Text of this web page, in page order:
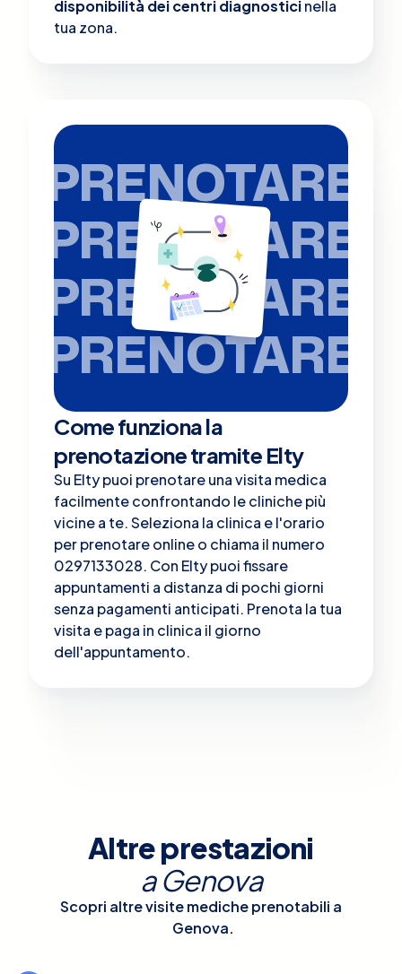
disponibilità dei centri diagnosticinella
tua zona.
PRENOTARE
PRENOTARE
PRENOTARE
PRENOTARE
Come funziona la
prenotazione tramite Elty
Su Elty puoi prenotare una visita medica
facilmente confrontando le cliniche più
vicine a te. Seleziona la clinica e l'orario
per prenotare online o chiama il numero
0297133028. Con Elty puoi fissare
appuntamenti a distanza di pochi giorni
senza pagamenti anticipati. Prenota la tua
visita e paga in clinica il giorno
dell'appuntamento.
Altre prestazioni
aGenova
Scopri altre visite mediche prenotabili a
Genova.